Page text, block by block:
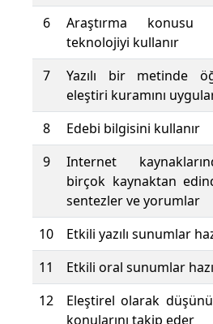
6
Araştırma konusu
teknolojiyi kullanır
7
Yazılı bir metinde
eleştiri kuramını
8
Edebi bilgisini kullanır
9
Internet
birçok kaynaktan
sentezler ve yorumlar
10
Etkili yazılı sunumlar
11
Etkili oral sunumlar
12
Eleştirel olarak
konularını takip eder